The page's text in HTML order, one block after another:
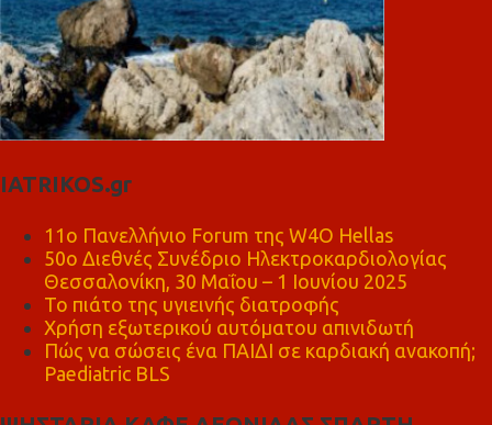
IATRIKOS.gr
11ο Πανελλήνιο Forum της W4O Hellas
50ο Διεθνές Συνέδριο Ηλεκτροκαρδιολογίας
Θεσσαλονίκη, 30 Μαΐου – 1 Ιουνίου 2025
Το πιάτο της υγιεινής διατροφής
Χρήση εξωτερικού αυτόματου απινιδωτή
Πώς να σώσεις ένα ΠΑΙΔΙ σε καρδιακή ανακοπή;
Paediatric BLS